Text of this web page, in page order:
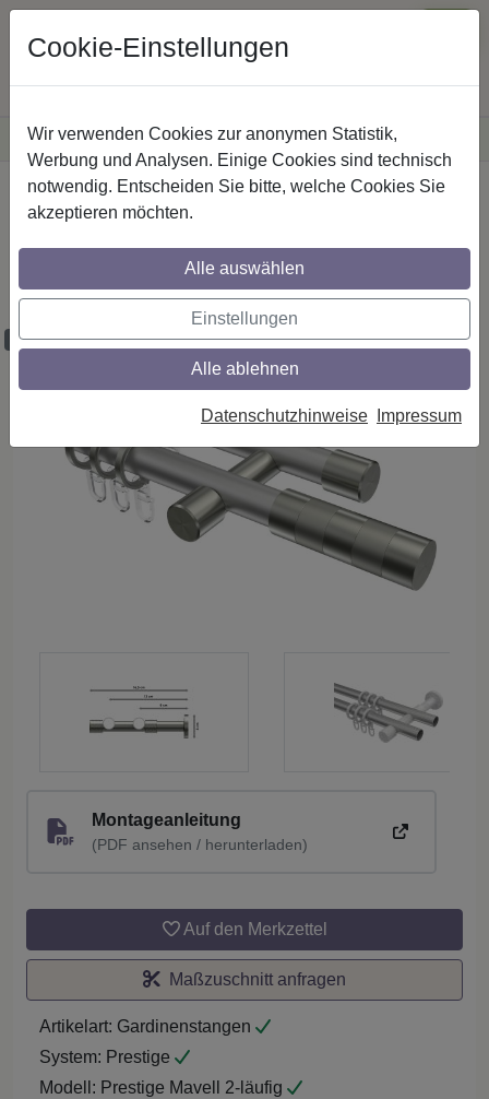
VersandkostenfreieLieferung innerhalb Deutschlands
Sichere Zahlung
Startseite Gardinenstangen Metall
2-läufig, Modell PRESTIGE - Mavell
Silbergrau / Edelstahl-Optik
Maßzuschnitt möglich
Montageanleitung
(PDF ansehen / herunterladen)
Auf den Merkzettel
Maßzuschnitt anfragen
Artikelart: Gardinenstangen
System: Prestige
Modell: Prestige Mavell 2-läufig
Cookie-Einstellungen
Wir verwenden Cookies zur anonymen Statistik,
Werbung und Analysen. Einige Cookies sind technisch
notwendig. Entscheiden Sie bitte, welche Cookies Sie
akzeptieren möchten.
Alle auswählen
Einstellungen
Alle ablehnen
Datenschutzhinweise Impressum